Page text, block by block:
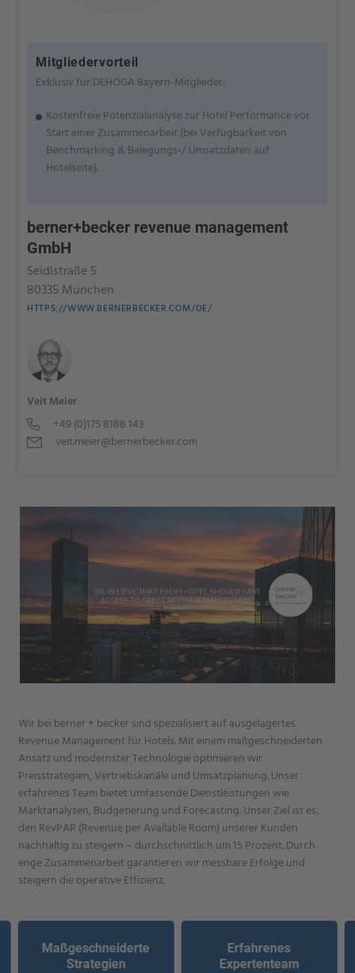
Mitgliedervorteil
Exklusiv für DEHOGA Bayern-Mitglieder:
Kostenfreie Potenzialanalyse zur Hotel Performance vor
Start einer Zusammenarbeit (bei Verfügbarkeit von
Benchmarking & Belegungs-/ Umsatzdaten auf
Hotelseite).
berner+becker revenue management
GmbH
Seidlstraße 5
80335 München
HTTPS://WWW.BERNERBECKER.COM/DE/
Veit Meier
+49 (0)175 8188 143
veit.meier@bernerbecker.com
Wir bei berner + becker sind spezialisiert auf ausgelagertes
Revenue Management für Hotels. Mit einem maßgeschneiderten
Ansatz und modernster Technologie optimieren wir
Preisstrategien, Vertriebskanäle und Umsatzplanung. Unser
erfahrenes Team bietet umfassende Dienstleistungen wie
Marktanalysen, Budgetierung und Forecasting. Unser Ziel ist es,
den RevPAR (Revenue per Available Room) unserer Kunden
nachhaltig zu steigern – durchschnittlich um 15 Prozent. Durch
enge Zusammenarbeit garantieren wir messbare Erfolge und
steigern die operative Effizienz.
Maßgeschneiderte
Strategien
Erfahrenes
Expertenteam